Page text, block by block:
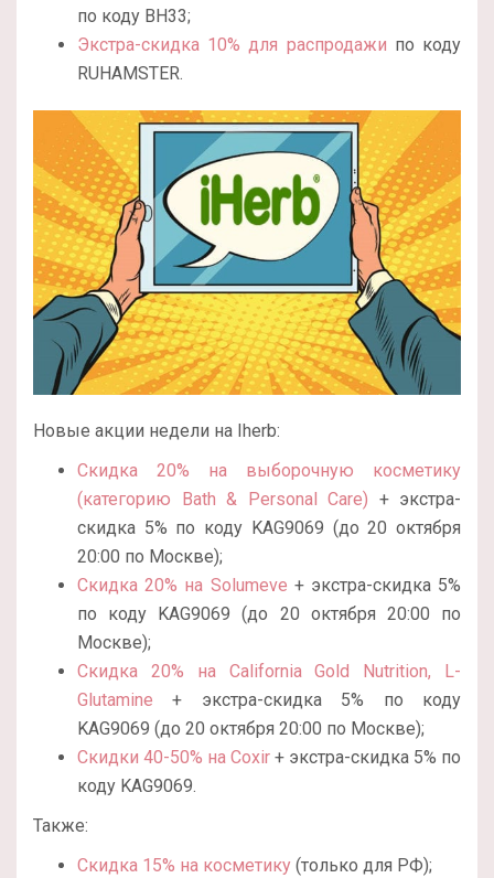
по коду BH33;
Экстра-скидка 10% для распродажи по коду
RUHAMSTER.
Новые акции недели на Iherb:
Скидка 20% на выборочную косметику
(категорию Bath & Personal Care) + экстра-
скидка 5% по коду KAG9069 (до 20 октября
20:00 по Москве);
Скидка 20% на Solumeve + экстра-скидка 5%
по коду KAG9069 (до 20 октября 20:00 по
Москве);
Скидка 20% на California Gold Nutrition, L-
Glutamine + экстра-скидка 5% по коду
KAG9069 (до 20 октября 20:00 по Москве);
Скидки 40-50% на Coxir + экстра-скидка 5% по
коду KAG9069.
Также:
Скидка 15% на косметику (только для РФ);